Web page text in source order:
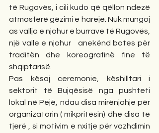
të Rugovës, i cili kudo që qëllon ndezë
atmosferë gëzimi e hareje. Nuk mungoj
as vallja e njohur e burrave të Rugovës,
një valle e njohur   anekënd botes për
traditën dhe koreografinë fine të
shqiptarisë.
Pas kësaj ceremonie, këshilltari i
sektorit të Bujqësisë nga pushteti
lokal në Pejë, ndau disa mirënjohje për
organizatorin ( mikpritësin) dhe disa të
tjerë , si motivim e nxitje për vazhdimin